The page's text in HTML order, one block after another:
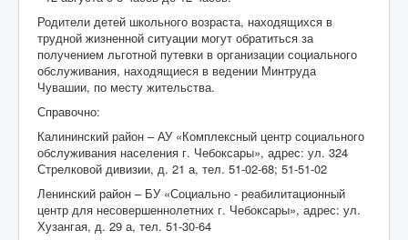
Родители детей школьного возраста, находящихся в
трудной жизненной ситуации могут обратиться за
получением льготной путевки в организации социального
обслуживания, находящиеся в ведении Минтруда
Чувашии, по месту жительства.
Справочно:
Калининский район – АУ «Комплексный центр социального
обслуживания населения г. Чебоксары», адрес: ул. 324
Стрелковой дивизии, д. 21 а, тел. 51-02-68; 51-51-02
Ленинский район – БУ «Социально - реабилитационный
центр для несовершеннолетних г. Чебоксары», адрес: ул.
Хузангая, д. 29 а, тел. 51-30-64